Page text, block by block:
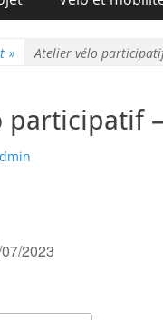
» Atelier vélo
participatif
07/2023